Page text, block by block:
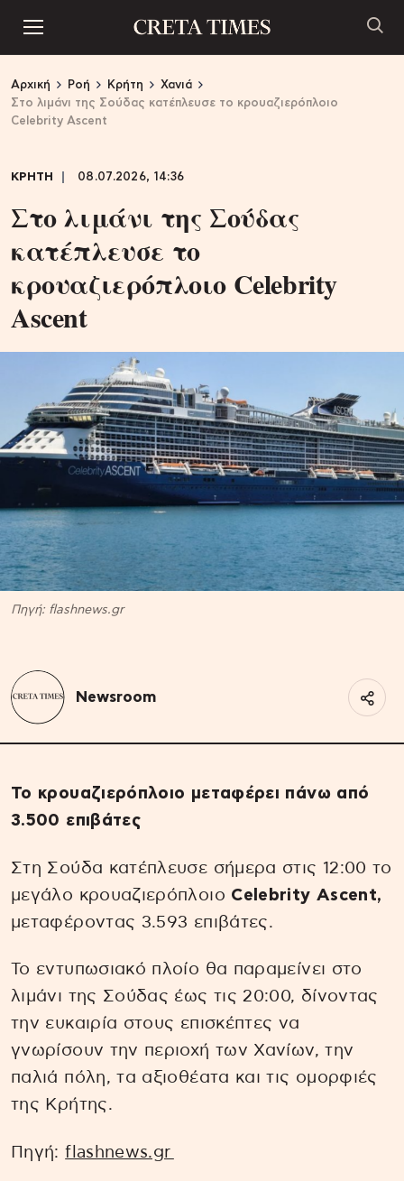
Αρχική Ροή Κρήτη
Χανιά
Στο λιμάνι της Σούδας κατέπλευσε το κρουαζιερόπλοιο
Celebrity Ascent
ΚΡΗΤΗ 08.07.2026, 14:36
Στο λιμάνι της Σούδας
κατέπλευσε το
κρουαζιερόπλοιο Celebrity
Ascent
Πηγή: flashnews.gr
Newsroom
Το κρουαζιερόπλοιο μεταφέρει πάνω από
3.500 επιβάτες
Στη Σούδα κατέπλευσε σήμερα στις 12:00 το
μεγάλο κρουαζιερόπλοιο Celebrity Ascent,
μεταφέροντας 3.593 επιβάτες.
Το εντυπωσιακό πλοίο θα παραμείνει στο
λιμάνι της Σούδας έως τις 20:00, δίνοντας
την ευκαιρία στους επισκέπτες να
γνωρίσουν την περιοχή των Χανίων, την
παλιά πόλη, τα αξιοθέατα και τις ομορφιές
της Κρήτης.
Πηγή:flashnews.gr